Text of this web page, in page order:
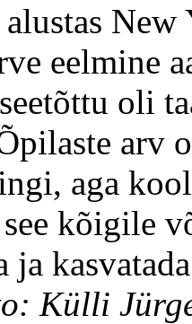
eelmine
oli
arv
aga
kõigile
ja
Külli